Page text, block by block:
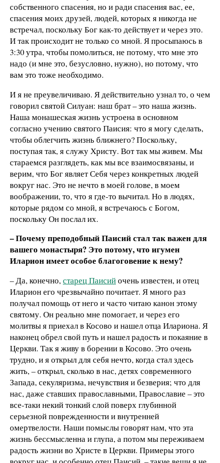
собственного спасения, но и ради спасения вас, ее,
спасения моих друзей, людей, которых я никогда не
встречал, поскольку Бог как-то действует и через это.
И так происходит не только со мной. Я просыпаюсь в
3:30 утра, чтобы помолиться, не потому, что мне это
надо (и мне это, безусловно, нужно), но потому, что
вам это тоже необходимо.
И я не преувеличиваю. Я действительно узнал то, о чем
говорил святой Силуан: наш брат – это наша жизнь.
Наша монашеская жизнь устроена в основном
согласно учению святого Паисия: что я могу сделать,
чтобы облегчить жизнь ближнего? Поскольку,
поступая так, я служу Христу. Вот так мы живем. Мы
стараемся разглядеть, как мы все взаимосвязаны, и
верим, что Бог являет Себя через конкретных людей
вокруг нас. Это не нечто в моей голове, в моем
воображении, то, что я где-то вычитал. Но в людях,
которые рядом со мной, я встречаюсь с Богом,
поскольку Он послал их.
– Почему преподобный Паисий стал так важен для
вашего монастыря? Это потому, что игумен
Иларион имеет особое благоговение к нему?
– Да, конечно,старец Паисийочень известен, и отец
Иларион его чрезвычайно почитает. Я много раз
получал помощь от него и часто читаю канон этому
святому. Он реально мне помогает, и через его
молитвы я приехал в Косово и нашел отца Илариона. Я
наконец обрел свой путь и нашел радость и покаяние в
Церкви. Так я живу в борении в Косово. Это очень
трудно, и я открыл для себя нечто, когда стал здесь
жить, – открыл, сколько в нас, детях современного
Запада, секуляризма, нечувствия и безверия; что для
нас, даже ставших православными, Православие – это
все-таки некий тонкий слой поверх глубинной
серьезной поврежденности и внутренней
омертвелости. Наши помыслы говорят нам, что эта
жизнь бессмысленна и глупа, а потом мы переживаем
радость жизни во Христе в Церкви. Примеры этого